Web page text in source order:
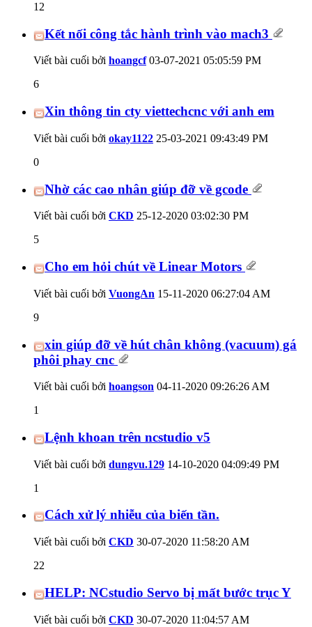
12
Kết nối công tắc hành trình vào mach3
Viết bài cuối bởi hoangcf03-07-2021 05:05:59 PM
6
Xin thông tin cty viettechcnc với anh em
Viết bài cuối bởi okay1122 25-03-2021 09:43:49 PM
0
Nhờ các cao nhân giúp đỡ về gcode
Viết bài cuối bởi CKD 25-12-2020 03:02:30 PM
5
Cho em hỏi chút về Linear Motors
Viết bài cuối bởi VuongAn 15-11-2020 06:27:04 AM
9
xin giúp đỡ về hút chân không (vacuum) gá
phôi phay cnc
Viết bài cuối bởi hoangson 04-11-2020 09:26:26 AM
1
Lệnh khoan trên ncstudio v5
Viết bài cuối bởi dungvu.129 14-10-2020 04:09:49 PM
1
Cách xử lý nhiễu của biến tần.
Viết bài cuối bởi CKD 30-07-2020 11:58:20 AM
22
HELP: NCstudio Servo bị mất bước trục Y
Viết bài cuối bởi CKD 30-07-2020 11:04:57 AM